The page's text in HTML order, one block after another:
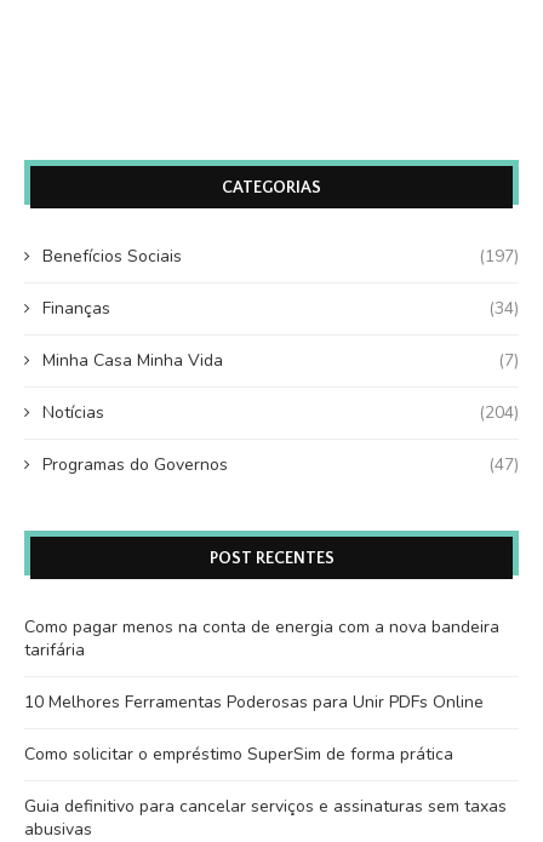
CATEGORIAS
Benefícios Sociais (197)
Finanças (34)
Minha Casa Minha Vida (7)
Notícias (204)
Programas do Governos (47)
POST RECENTES
Como pagar menos na conta de energia com a nova bandeira
tarifária
10 Melhores Ferramentas Poderosas para Unir PDFs Online
Como solicitar o empréstimo SuperSim de forma prática
Guia definitivo para cancelar serviços e assinaturas sem taxas
abusivas